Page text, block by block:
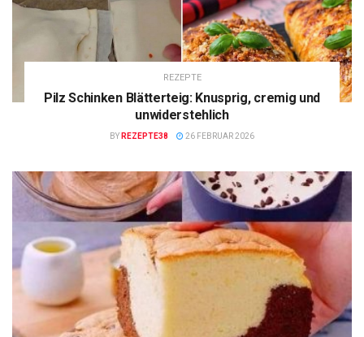
REZEPTE
Pilz Schinken Blätterteig: Knusprig, cremig und
unwiderstehlich
BY REZEPTE38 26 FEBRUAR 2026